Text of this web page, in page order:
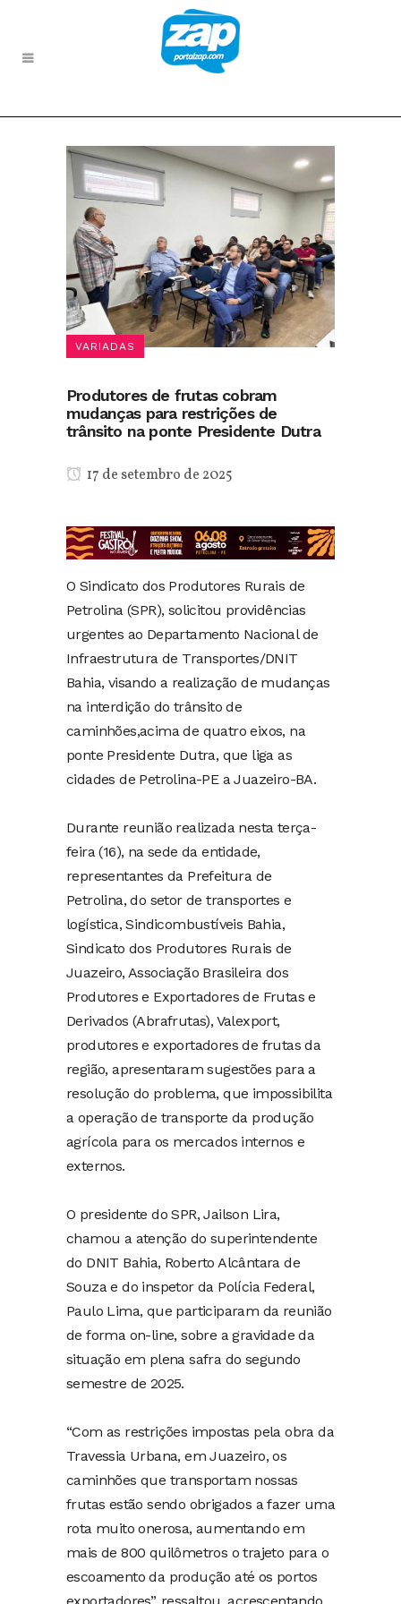
VARIADAS
Produtores de frutas cobram
mudanças para restrições de
trânsito na ponte Presidente Dutra
17 de setembro de 2025
O Sindicato dos Produtores Rurais de
Petrolina (SPR), solicitou providências
urgentes ao Departamento Nacional de
Infraestrutura de Transportes/DNIT
Bahia, visando a realização de mudanças
na interdição do trânsito de
caminhões,acima de quatro eixos, na
ponte Presidente Dutra, que liga as
cidades de Petrolina-PE a Juazeiro-BA.
Durante reunião realizada nesta terça-
feira (16), na sede da entidade,
representantes da Prefeitura de
Petrolina, do setor de transportes e
logística, Sindicombustíveis Bahia,
Sindicato dos Produtores Rurais de
Juazeiro, Associação Brasileira dos
Produtores e Exportadores de Frutas e
Derivados (Abrafrutas), Valexport,
produtores e exportadores de frutas da
região, apresentaram sugestões para a
resolução do problema, que impossibilita
a operação de transporte da produção
agrícola para os mercados internos e
externos.
O presidente do SPR, Jailson Lira,
chamou a atenção do superintendente
do DNIT Bahia, Roberto Alcântara de
Souza e do inspetor da Polícia Federal,
Paulo Lima, que participaram da reunião
de forma on-line, sobre a gravidade da
situação em plena safra do segundo
semestre de 2025.
“Com as restrições impostas pela obra da
Travessia Urbana, em Juazeiro, os
caminhões que transportam nossas
frutas estão sendo obrigados a fazer uma
rota muito onerosa, aumentando em
mais de 800 quilômetros o trajeto para o
escoamento da produção até os portos